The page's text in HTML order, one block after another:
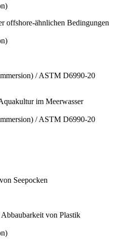
offshore-ähnlichen Bedingungen
/ ASTM D6990-20
im Meerwasser
/ ASTM D6990-20
Seepocken
von Plastik